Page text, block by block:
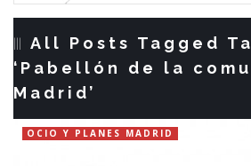
All Posts Tagged
‘Pabellón de la
Madrid’
OCIO Y PLANES MADRID